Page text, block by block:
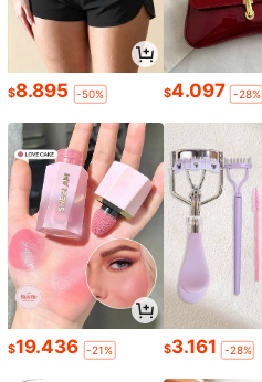
$8.895 -50% $4.097 -28%
$19.436 -21% $3.161 -28%